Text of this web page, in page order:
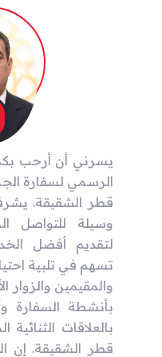
يسرني أن أرحب
الرسمي لسفارة
قطر الشقيقة.
وسيلة للتواصل
لتقديم أفضل
تسهم في تلبية
والمقيمين والزوار
بأنشطة السفارة
بالعلاقات الثنائية
قطر الشقيقة. إن